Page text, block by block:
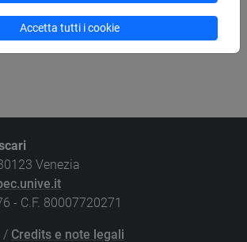
bibliografiche
Venezia
- C.F. 80007720271
/ Credits e note legali
Accetta tutti i cookie